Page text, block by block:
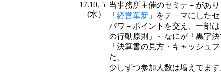
17.10. 5
(水）
当事務所主催のセミナ－があ
「 経営革新」をテ－マにした
パワ－ポイントを交え、一部は
の行動原則」～なにが「黒字
「決算書の見方・キャッシュ
た。
少しずつ参加人数は増えてま